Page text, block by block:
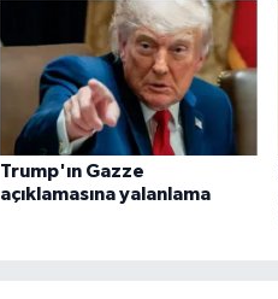
Trump'ın Gazze
açıklamasına yalanlama